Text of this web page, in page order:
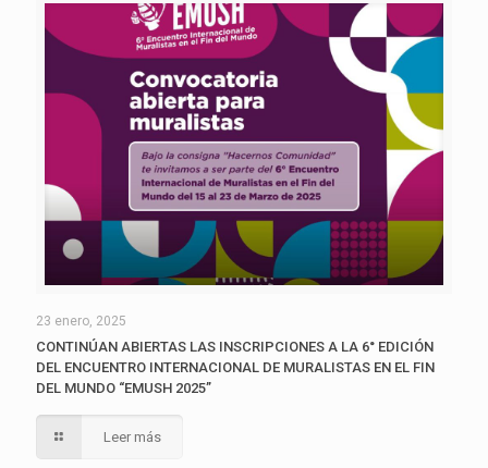
23 enero, 2025
CONTINÚAN ABIERTAS LAS INSCRIPCIONES A LA 6° EDICIÓN
DEL ENCUENTRO INTERNACIONAL DE MURALISTAS EN EL FIN
DEL MUNDO “EMUSH 2025”
Leer más